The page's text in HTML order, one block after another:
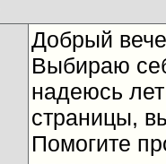
Добрый
Выбираю
надеюсь
страницы,
Помогите